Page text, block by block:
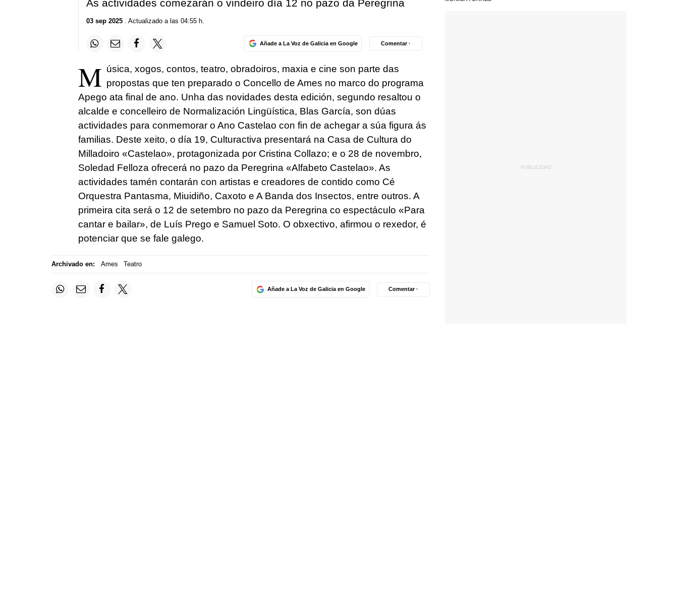
As actividades comezarán o vindeiro día 12 no pazo da Peregrina
03 sep 2025. Actualizado a las 04:55 h.
Añade a La Voz de Galicia en Google Comentar ·
M úsica, xogos, contos, teatro, obradoiros, maxia e cine son parte das
propostas que ten preparado o Concello de Ames no marco do programa
Apego ata final de ano. Unha das novidades desta edición, segundo resaltou o
alcalde e concelleiro de Normalización Lingüística, Blas García, son dúas
actividades para conmemorar o Ano Castelao con fin de achegar a súa figura ás
familias. Deste xeito, o día 19, Culturactiva presentará na Casa de Cultura do
Milladoiro «Castelao», protagonizada por Cristina Collazo; e o 28 de novembro,
Soledad Felloza ofrecerá no pazo da Peregrina «Alfabeto Castelao». As
actividades tamén contarán con artistas e creadores de contido como Cé
Orquestra Pantasma, Miuidiño, Caxoto e A Banda dos Insectos, entre outros. A
primeira cita será o 12 de setembro no pazo da Peregrina co espectáculo «Para
cantar e bailar», de Luís Prego e Samuel Soto. O obxectivo, afirmou o rexedor, é
potenciar que se fale galego.
Archivado en: Ames Teatro
Añade a La Voz de Galicia en Google Comentar ·